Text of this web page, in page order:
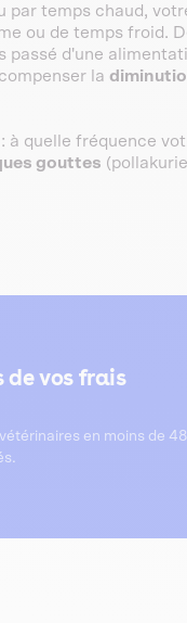
par temps chaud,
ou de temps froid.
passé d'une
la
à quelle fréquence
gouttes
de vos frais
en moins de 48